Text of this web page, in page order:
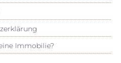
Immobilie?